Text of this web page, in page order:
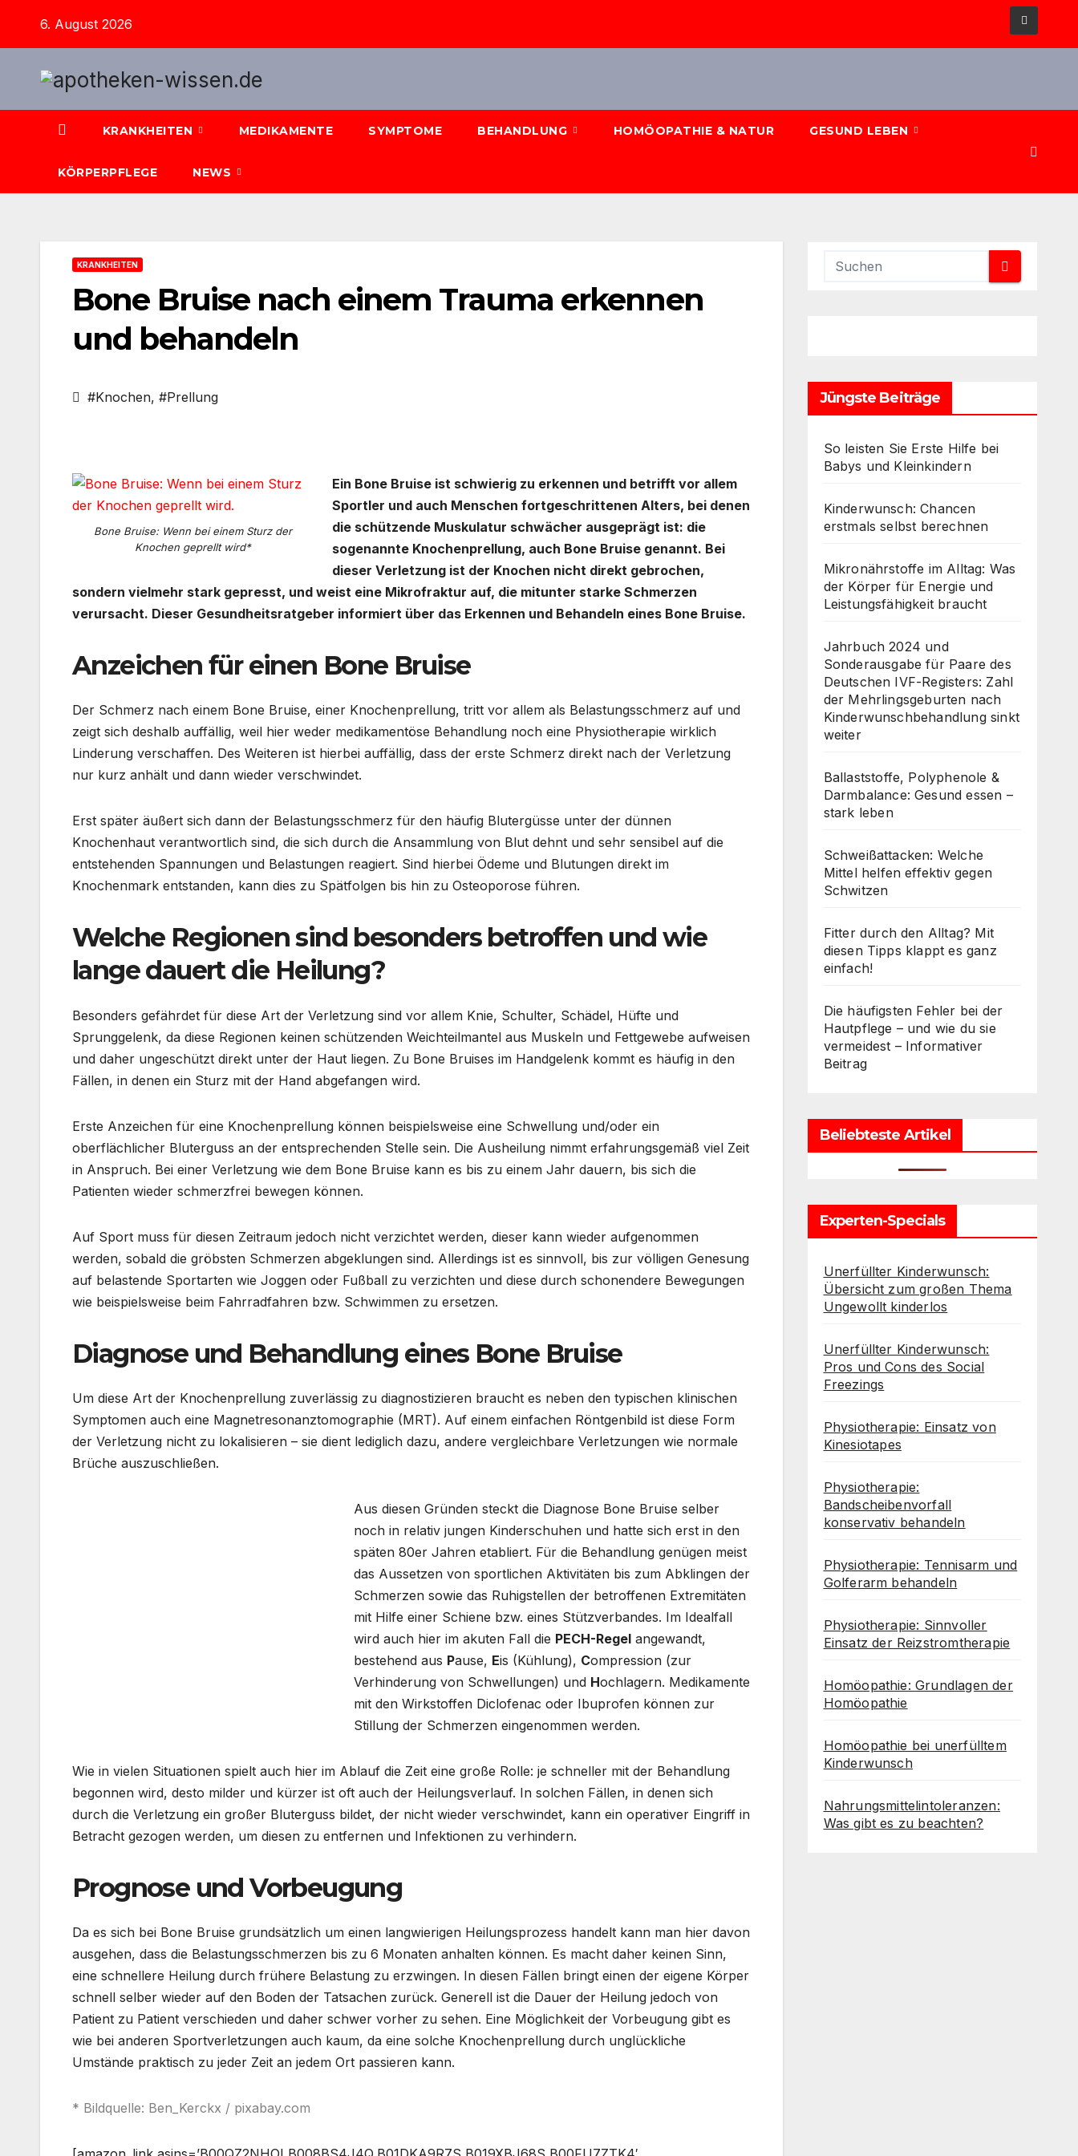
6. August 2026
KRANKHEITEN MEDIKAMENTE SYMPTOME BEHANDLUNG HOMÖOPATHIE & NATUR GESUND LEBEN
KÖRPERPFLEGE NEWS
KRANKHEITEN
Bone Bruise nach einem Trauma erkennen
und behandeln
#Knochen, #Prellung
Bone Bruise: Wenn bei einem Sturz der
Knochen geprellt wird*
Ein Bone Bruise ist schwierig zu erkennen und betrifft vor allem
Sportler und auch Menschen fortgeschrittenen Alters, bei denen
die schützende Muskulatur schwächer ausgeprägt ist: die
sogenannte Knochenprellung, auch Bone Bruise genannt. Bei
dieser Verletzung ist der Knochen nicht direkt gebrochen,
sondern vielmehr stark gepresst, und weist eine Mikrofraktur auf, die mitunter starke Schmerzen
verursacht. Dieser Gesundheitsratgeber informiert über das Erkennen und Behandeln eines Bone Bruise.
Anzeichen für einen Bone Bruise
Der Schmerz nach einem Bone Bruise, einer Knochenprellung, tritt vor allem als Belastungsschmerz auf und
zeigt sich deshalb auffällig, weil hier weder medikamentöse Behandlung noch eine Physiotherapie wirklich
Linderung verschaffen. Des Weiteren ist hierbei auffällig, dass der erste Schmerz direkt nach der Verletzung
nur kurz anhält und dann wieder verschwindet.
Erst später äußert sich dann der Belastungsschmerz für den häufig Blutergüsse unter der dünnen
Knochenhaut verantwortlich sind, die sich durch die Ansammlung von Blut dehnt und sehr sensibel auf die
entstehenden Spannungen und Belastungen reagiert. Sind hierbei Ödeme und Blutungen direkt im
Knochenmark entstanden, kann dies zu Spätfolgen bis hin zu Osteoporose führen.
Welche Regionen sind besonders betroffen und wie
lange dauert die Heilung?
Besonders gefährdet für diese Art der Verletzung sind vor allem Knie, Schulter, Schädel, Hüfte und
Sprunggelenk, da diese Regionen keinen schützenden Weichteilmantel aus Muskeln und Fettgewebe aufweisen
und daher ungeschützt direkt unter der Haut liegen. Zu Bone Bruises im Handgelenk kommt es häufig in den
Fällen, in denen ein Sturz mit der Hand abgefangen wird.
Erste Anzeichen für eine Knochenprellung können beispielsweise eine Schwellung und/oder ein
oberflächlicher Bluterguss an der entsprechenden Stelle sein. Die Ausheilung nimmt erfahrungsgemäß viel Zeit
in Anspruch. Bei einer Verletzung wie dem Bone Bruise kann es bis zu einem Jahr dauern, bis sich die
Patienten wieder schmerzfrei bewegen können.
Auf Sport muss für diesen Zeitraum jedoch nicht verzichtet werden, dieser kann wieder aufgenommen
werden, sobald die gröbsten Schmerzen abgeklungen sind. Allerdings ist es sinnvoll, bis zur völligen Genesung
auf belastende Sportarten wie Joggen oder Fußball zu verzichten und diese durch schonendere Bewegungen
wie beispielsweise beim Fahrradfahren bzw. Schwimmen zu ersetzen.
Diagnose und Behandlung eines Bone Bruise
Um diese Art der Knochenprellung zuverlässig zu diagnostizieren braucht es neben den typischen klinischen
Symptomen auch eine Magnetresonanztomographie (MRT). Auf einem einfachen Röntgenbild ist diese Form
der Verletzung nicht zu lokalisieren – sie dient lediglich dazu, andere vergleichbare Verletzungen wie normale
Brüche auszuschließen.
Aus diesen Gründen steckt die Diagnose Bone Bruise selber
noch in relativ jungen Kinderschuhen und hatte sich erst in den
späten 80er Jahren etabliert. Für die Behandlung genügen meist
das Aussetzen von sportlichen Aktivitäten bis zum Abklingen der
Schmerzen sowie das Ruhigstellen der betroffenen Extremitäten
mit Hilfe einer Schiene bzw. eines Stützverbandes. Im Idealfall
wird auch hier im akuten Fall die PECH-Regel angewandt,
bestehend aus Pause, Eis (Kühlung), Compression (zur
Verhinderung von Schwellungen) und Hochlagern. Medikamente
mit den Wirkstoffen Diclofenac oder Ibuprofen können zur
Stillung der Schmerzen eingenommen werden.
Wie in vielen Situationen spielt auch hier im Ablauf die Zeit eine große Rolle: je schneller mit der Behandlung
begonnen wird, desto milder und kürzer ist oft auch der Heilungsverlauf. In solchen Fällen, in denen sich
durch die Verletzung ein großer Bluterguss bildet, der nicht wieder verschwindet, kann ein operativer Eingriff in
Betracht gezogen werden, um diesen zu entfernen und Infektionen zu verhindern.
Prognose und Vorbeugung
Da es sich bei Bone Bruise grundsätzlich um einen langwierigen Heilungsprozess handelt kann man hier davon
ausgehen, dass die Belastungsschmerzen bis zu 6 Monaten anhalten können. Es macht daher keinen Sinn,
eine schnellere Heilung durch frühere Belastung zu erzwingen. In diesen Fällen bringt einen der eigene Körper
schnell selber wieder auf den Boden der Tatsachen zurück. Generell ist die Dauer der Heilung jedoch von
Patient zu Patient verschieden und daher schwer vorher zu sehen. Eine Möglichkeit der Vorbeugung gibt es
wie bei anderen Sportverletzungen auch kaum, da eine solche Knochenprellung durch unglückliche
Umstände praktisch zu jeder Zeit an jedem Ort passieren kann.
* Bildquelle: Ben_Kerckx / pixabay.com
Jüngste Beiträge
So leisten Sie Erste Hilfe bei
Babys und Kleinkindern
Kinderwunsch: Chancen
erstmals selbst berechnen
Mikronährstoffe im Alltag: Was
der Körper für Energie und
Leistungsfähigkeit braucht
Jahrbuch 2024 und
Sonderausgabe für Paare des
Deutschen IVF-Registers: Zahl
der Mehrlingsgeburten nach
Kinderwunschbehandlung sinkt
weiter
Ballaststoffe, Polyphenole &
Darmbalance: Gesund essen –
stark leben
Schweißattacken: Welche
Mittel helfen effektiv gegen
Schwitzen
Fitter durch den Alltag? Mit
diesen Tipps klappt es ganz
einfach!
Die häufigsten Fehler bei der
Hautpflege – und wie du sie
vermeidest – Informativer
Beitrag
Beliebteste Artikel
Experten-Specials
Unerfüllter Kinderwunsch:
Übersicht zum großen Thema
Ungewollt kinderlos
Unerfüllter Kinderwunsch:
Pros und Cons des Social
Freezings
Physiotherapie: Einsatz von
Kinesiotapes
Physiotherapie:
Bandscheibenvorfall
konservativ behandeln
Physiotherapie: Tennisarm und
Golferarm behandeln
Physiotherapie: Sinnvoller
Einsatz der Reizstromtherapie
Homöopathie: Grundlagen der
Homöopathie
Homöopathie bei unerfülltem
Kinderwunsch
Nahrungsmittelintoleranzen:
Was gibt es zu beachten?